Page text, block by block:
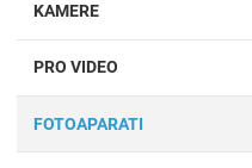
KAMERE
PRO VIDEO
FOTOAPARATI